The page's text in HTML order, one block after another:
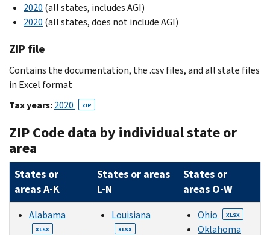
2020 (all states, includes AGI)
2020 (all states, does not include AGI)
ZIP file
Contains the documentation, the .csv files, and all state files
in Excel format
Tax years:2020 ZIP
ZIP Code data by individual state or
area
States or
areas A-K
States or areas
L-N
States or
areas O-W
Alabama
XLSX
Louisiana
XLSX
Ohio XLSX
Oklahoma